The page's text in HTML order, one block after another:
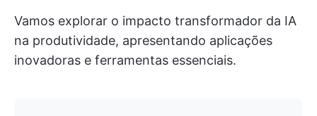
Vamos explorar o impacto transformador da IA
na produtividade, apresentando aplicações
inovadoras e ferramentas essenciais.